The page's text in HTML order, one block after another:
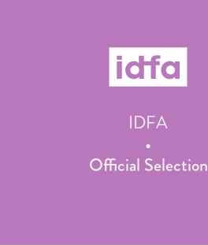
IDFA
Official Selection